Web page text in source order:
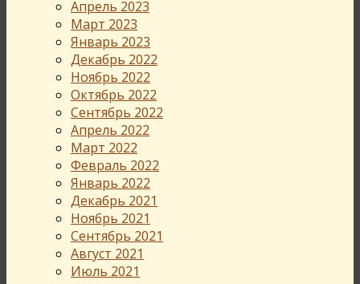
Апрель 2023
Март 2023
Январь 2023
Декабрь 2022
Ноябрь 2022
Октябрь 2022
Сентябрь 2022
Апрель 2022
Март 2022
Февраль 2022
Январь 2022
Декабрь 2021
Ноябрь 2021
Сентябрь 2021
Август 2021
Июль 2021